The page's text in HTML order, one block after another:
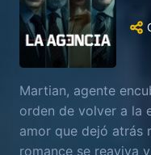
Martian, agente
orden de volver a la
amor que dejó atrás
romance se reaviva